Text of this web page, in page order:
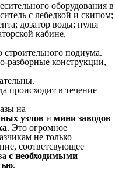
оборудования в
с лебедкой и скипом;
дозатор воды; пульт
кабине,
подиума.
разборные конструкции,
происходит в течение
на
узлов и мини заводов
. Это огромное
не только
соответсвующее
с необходимыми
.